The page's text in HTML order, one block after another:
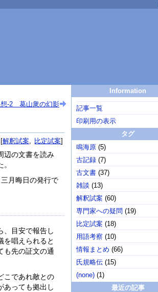
想-2 葛山衆の幻影
解釈試案 比定試案
辺の文書を読み
月晦日の発行で
、目安で報告し
を唱えられると
も先の証文の通
こであれ敵との
あっても拠出し
Information
記事一覧
印刷用の表示
タグ
鳴海原 (5)
古記録 (7)
古文書 (37)
雑談 (13)
解釈試案 (60)
専門家への疑問 (19)
比定試案 (18)
用語考察 (10)
情報まとめ (66)
氏規略伝 (15)
(none) (1)
最近の記事